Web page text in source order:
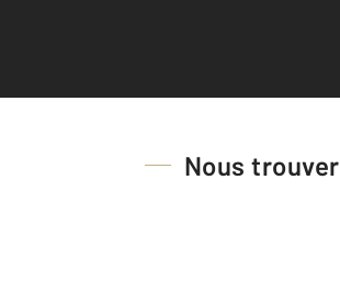
Nous trouver